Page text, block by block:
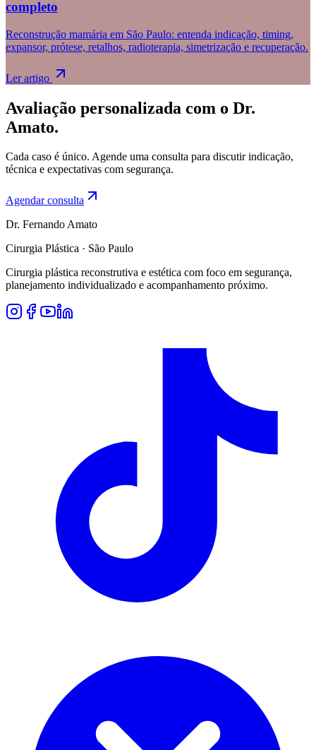
completo
Reconstrução mamária em São Paulo: entenda indicação, timing,
expansor, prótese, retalhos, radioterapia, simetrização e recuperação.
Ler artigo
Avaliação personalizada com o Dr.
Amato.
Cada caso é único. Agende uma consulta para discutir indicação,
técnica e expectativas com segurança.
Agendar consulta
Dr. Fernando Amato
Cirurgia Plástica · São Paulo
Cirurgia plástica reconstrutiva e estética com foco em segurança,
planejamento individualizado e acompanhamento próximo.